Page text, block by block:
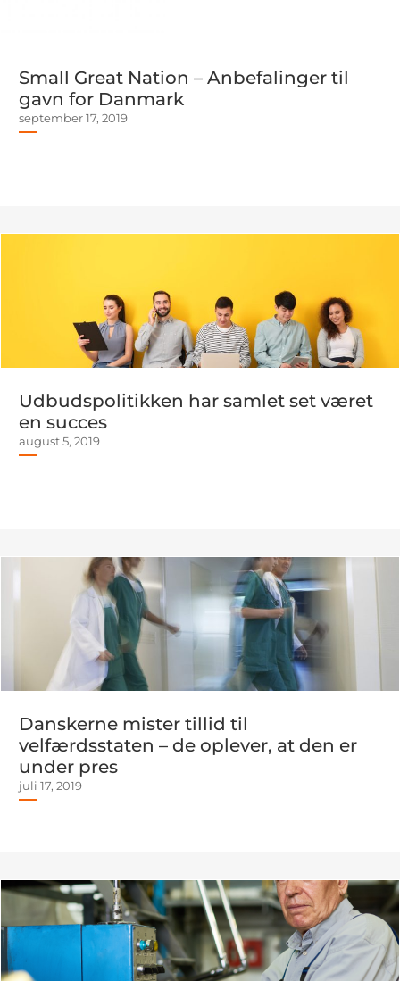
Small Great Nation – Anbefalinger til
gavn for Danmark
september 17, 2019
Udbudspolitikken har samlet set været
en succes
august 5, 2019
Danskerne mister tillid til
velfærdsstaten – de oplever, at den er
under pres
juli 17, 2019